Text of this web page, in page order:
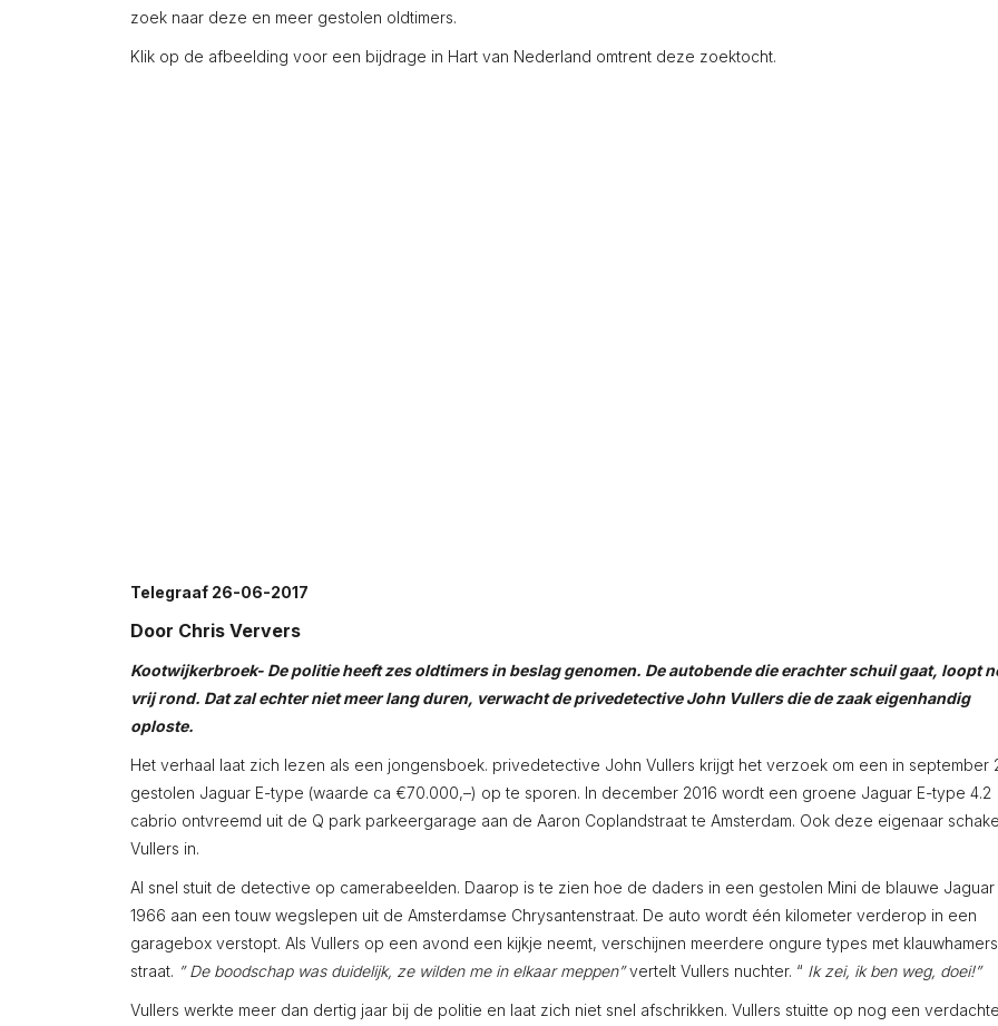
zoek naar deze en meer gestolen oldtimers.
Klik op de afbeelding voor een bijdrage in Hart van Nederland omtrent deze zoektocht.
Telegraaf 26-06-2017
Door Chris Ververs
Kootwijkerbroek- De politie heeft zes oldtimers in beslag genomen. De autobende die erachter schuil gaat, loopt
vrij rond. Dat zal echter niet meer lang duren, verwacht de privedetective John Vullers die de zaak eigenhandig
oploste.
Het verhaal laat zich lezen als een jongensboek. privedetective John Vullers krijgt het verzoek om een in september
gestolen Jaguar E-type (waarde ca €70.000,–) op te sporen. In december 2016 wordt een groene Jaguar E-type 4.2
cabrio ontvreemd uit de Q park parkeergarage aan de Aaron Coplandstraat te Amsterdam. Ook deze eigenaar
Vullers in.
Al snel stuit de detective op camerabeelden. Daarop is te zien hoe de daders in een gestolen Mini de blauwe Jaguar
1966 aan een touw wegslepen uit de Amsterdamse Chrysantenstraat. De auto wordt één kilometer verderop in een
garagebox verstopt. Als Vullers op een avond een kijkje neemt, verschijnen meerdere ongure types met
straat. ” De boodschap was duidelijk, ze wilden me in elkaar meppen”vertelt Vullers nuchter. “ Ik zei, ik ben weg, doei!”
Vullers werkte meer dan dertig jaar bij de politie en laat zich niet snel afschrikken. Vullers stuitte op nog een